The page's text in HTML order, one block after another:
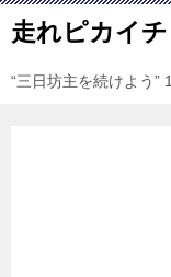
走れピカイチ
“三日坊主を続けよう”